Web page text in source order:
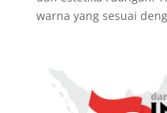
warna yang sesuai